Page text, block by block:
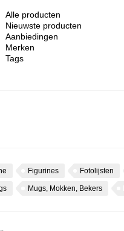
Alle producten
Nieuwste producten
Aanbiedingen
Merken
Tags
Figurines Fotolijsten
Mugs, Mokken, Bekers